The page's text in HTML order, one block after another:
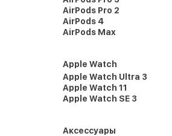
AirPods Pro 2
AirPods 4
AirPods Max
Apple Watch
Apple Watch Ultra 3
Apple Watch 11
Apple Watch SE 3
Аксессуары